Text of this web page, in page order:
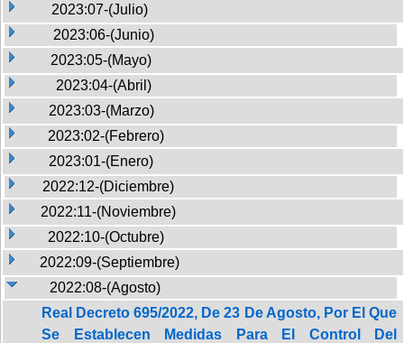
2023:07-(Julio)
2023:06-(Junio)
2023:05-(Mayo)
2023:04-(Abril)
2023:03-(Marzo)
2023:02-(Febrero)
2023:01-(Enero)
2022:12-(Diciembre)
2022:11-(Noviembre)
2022:10-(Octubre)
2022:09-(Septiembre)
2022:08-(Agosto)
Real Decreto 695/2022, De 23 De Agosto, Por El Que
Se Establecen Medidas Para El Control Del